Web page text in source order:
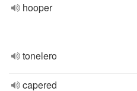
hooper
tonelero
capered